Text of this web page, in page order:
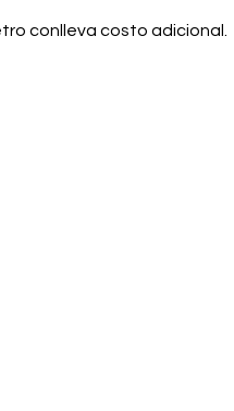
conlleva costo adicional.